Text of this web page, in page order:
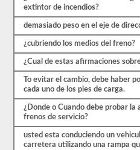
preguntas
cubiertas
manual
controladores
CDL
Hawaii
2026,
pero
puede
ser
confuso
extintor de incendios?
demasiado peso en el eje de
¿cubriendo los medios del freno?
¿Cual de estas afirmaciones
To evitar el cambio, debe haber
cada uno de los pies de carga.
¿Donde o Cuando debe probar la
frenos de servicio?
usted esta conduciendo un
carretera utilizando una rampa